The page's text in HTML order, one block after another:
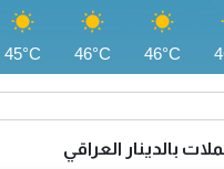
46°C
46°C
45°C
بالدينار العراقي